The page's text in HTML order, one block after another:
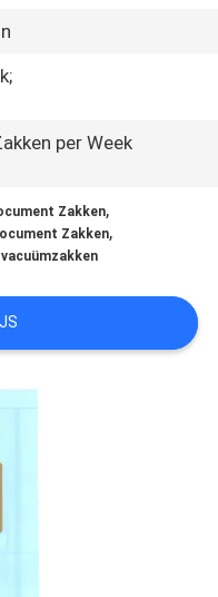
per Week
Zakken,
Zakken,